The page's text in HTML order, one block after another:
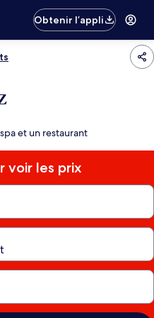
Obtenir l’appli
et un restaurant
voir les prix